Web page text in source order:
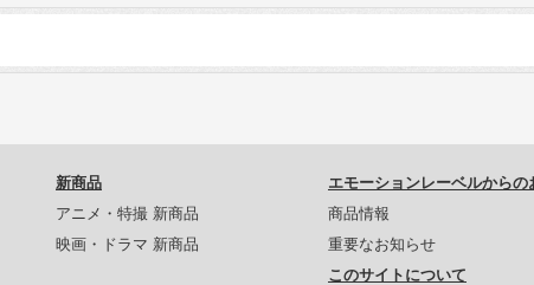
新商品
アニメ・特撮 新商品
映画・ドラマ 新商品
エモーションレーベルからの
商品情報
重要なお知らせ
このサイトについて